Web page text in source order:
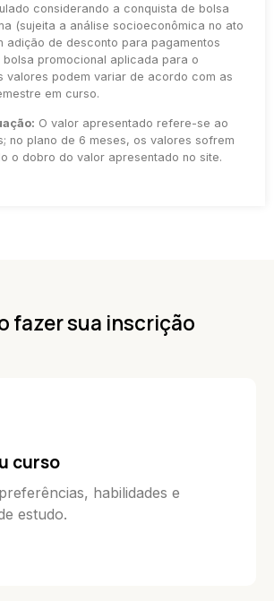
considerando a conquista de bolsa
(sujeita a análise socioeconômica no ato
adição de desconto para pagamentos
promocional aplicada para o
valores podem variar de acordo com as
em curso.
O valor apresentado refere-se ao
no plano de 6 meses, os valores sofrem
o dobro do valor apresentado no site.
fazer sua inscrição
curso
habilidades e
estudo.